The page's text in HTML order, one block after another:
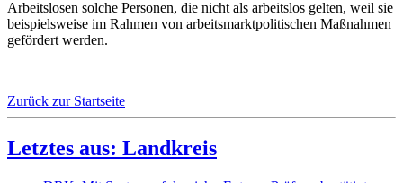
Arbeitslosen solche Personen, die nicht als arbeitslos gelten, weil sie
beispielsweise im Rahmen von arbeitsmarktpolitischen Maßnahmen
gefördert werden.
Zurück zur Startseite
Letztes aus: Landkreis